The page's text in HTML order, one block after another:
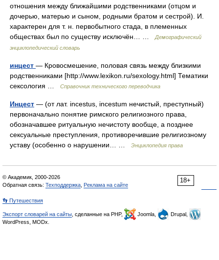
отношения между ближайшими родственниками (отцом и
дочерью, матерью и сыном, родными братом и сестрой). И.
характерен для т. н. первобытного стада, в племенных
обществах был по существу исключён… …
Демографический
энциклопедический словарь
инцест — Кровосмешение, половая связь между близкими
родственниками [http://www.lexikon.ru/sexology.html] Тематики
сексология …
Справочник технического переводчика
Инцест — (от лат. incestus, incestum нечистый, преступный)
первоначально понятие римского религиозного права,
обозначавшее ритуальную нечистоту вообще, а позднее
сексуальные преступления, противоречившие религиозному
уставу (особенно о нарушении… …
Энциклопедия права
18+
© Академик, 2000-2026
Обратная связь: Техподдержка Реклама на сайте
👣 Путешествия
Экспорт словарей на сайты , сделанные на PHP, Joomla,
Drupal,
WordPress, MODx.